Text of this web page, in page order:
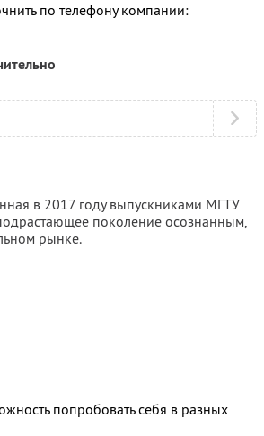
по телефону компании:
в 2017 году выпускниками МГТУ
поколение осознанным,
рынке.
попробовать себя в разных